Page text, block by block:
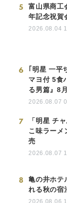
5
富山県商工
年記念祝賀
2026.08.04
6
｢明星 一
マヨ付 5食
る男篇』8
2026.08.07
7
「明星 チ
こ味ラーメ
売
2026.08.07
8
亀の井ホテ
れる秋の宿